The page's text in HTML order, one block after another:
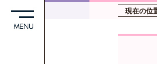
現在の位